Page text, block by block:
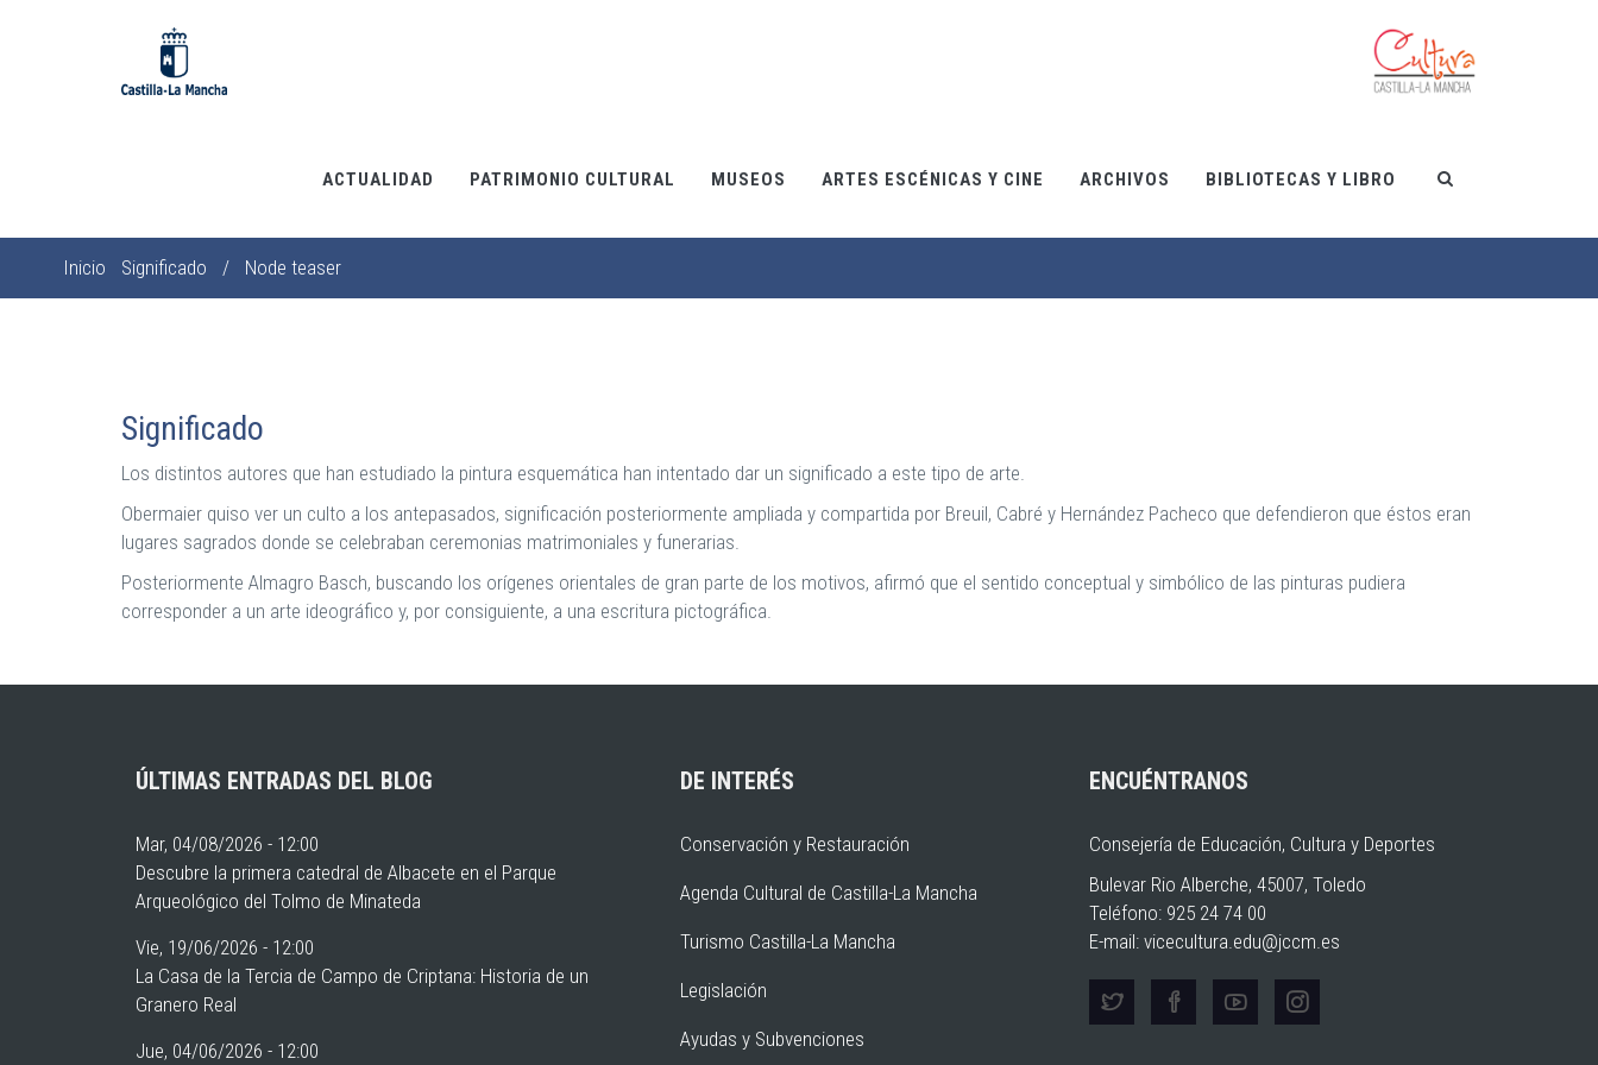
ACTUALIDAD PATRIMONIO CULTURAL MUSEOS ARTES ESCÉNICAS Y CINE ARCHIVOS BIBLIOTECAS Y LIBRO
Sobrescribir
navegación
Inicio Significado / Node teaser
Significado
Los distintos autores que han estudiado la pintura esquemática han intentado dar un significado a este tipo de arte.
Obermaier quiso ver un culto a los antepasados, significación posteriormente ampliada y compartida por Breuil, Cabré y Hernández Pacheco que defendieron que éstos eran
lugares sagrados donde se celebraban ceremonias matrimoniales y funerarias.
Posteriormente Almagro Basch, buscando los orígenes orientales de gran parte de los motivos, afirmó que el sentido conceptual y simbólico de las pinturas pudiera
corresponder a un arte ideográfico y, por consiguiente, a una escritura pictográfica.
ÚLTIMAS ENTRADAS DEL BLOG
Mar, 04/08/2026 - 12:00
Descubre la primera catedral de Albacete en el Parque
Arqueológico del Tolmo de Minateda
Vie, 19/06/2026 - 12:00
La Casa de la Tercia de Campo de Criptana: Historia de un
Granero Real
Jue, 04/06/2026 - 12:00
DE INTERÉS
Conservación y Restauración
Agenda Cultural de Castilla-La Mancha
Turismo Castilla-La Mancha
Legislación
Ayudas y Subvenciones
ENCUÉNTRANOS
Consejería de Educación, Cultura y Deportes
Bulevar Rio Alberche, 45007, Toledo
Teléfono: 925 24 74 00
E-mail: vicecultura.edu@jccm.es